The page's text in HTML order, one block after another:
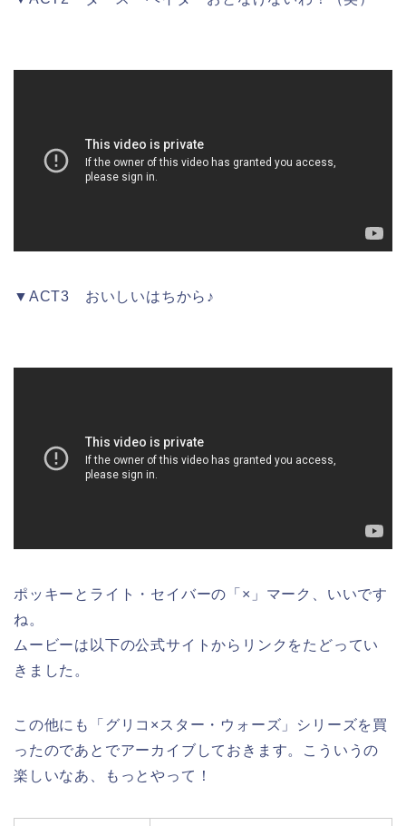
▼ACT3 おいしいはちから♪
ポッキーとライト・セイバーの「×」マーク、いいです
ね。
ムービーは以下の公式サイトからリンクをたどってい
きました。
この他にも「グリコ×スター・ウォーズ」シリーズを買
ったのであとでアーカイブしておきます。こういうの
楽しいなあ、もっとやって！